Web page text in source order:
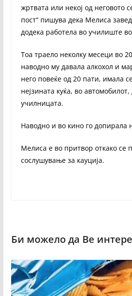
жртвата или некој од неговото
пост“ пишува дека Мелиса
додека работела во училиште
Тоа траело неколку месеци во
наводно му давала алкохол и
него повеќе од 20 пати, имала
нејзината куќа, во
училницата.
Наводно и во кино го допирала
Мелиса е во притвор откако се
сослушување за кауција.